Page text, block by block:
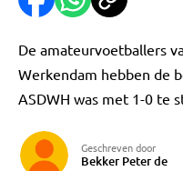
De amateurvoetballers
Werkendam hebben de
ASDWH was met 1-0 te
Geschreven door
Bekker Peter de